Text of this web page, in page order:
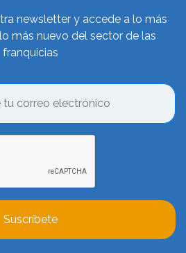
newsletter y accede a lo más
más nuevo del sector de las
franquicias
Suscríbete